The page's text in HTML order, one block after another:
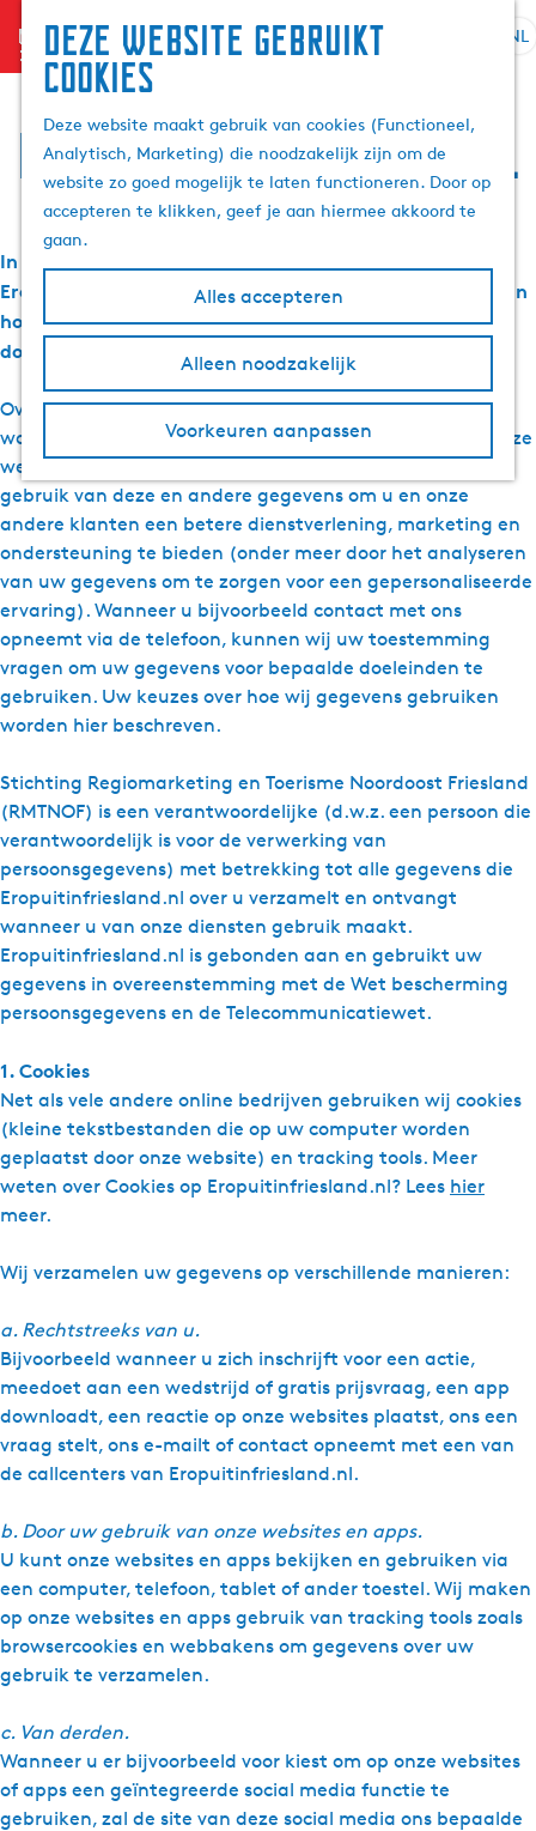
Deze website gebruikt
cookies
Deze website maakt gebruik van cookies (Functioneel,
Analytisch, Marketing) die noodzakelijk zijn om de
website zo goed mogelijk te laten functioneren. Door op
accepteren te klikken, geef je aan hiermee akkoord te
gaan.
Alles accepteren
Alleen noodzakelijk
Voorkeuren aanpassen
menu
G
n
a
a
r
o
e
a
g
e
e
S
u
i
i
g
e
e
d
NL
Privacybeleid van
eropuitinfriesland.nl
In deze policy wordt uitgelegd welke persoonsgegevens
Eropuitinfriesland.nl zowel online als oﬄine verzamelt en
hoe wij deze gegevens gebruiken. Lees dit zorgvuldig
door.
Over het algemeen verzamelen wij gegevens over u
wanneer u ons een e-mail zendt of belt en wanneer u onze
websites, apps en sociale media gebruikt. Wij maken
gebruik van deze en andere gegevens om u en onze
andere klanten een betere dienstverlening, marketing en
ondersteuning te bieden (onder meer door het analyseren
van uw gegevens om te zorgen voor een gepersonaliseerde
ervaring). Wanneer u bijvoorbeeld contact met ons
opneemt via de telefoon, kunnen wij uw toestemming
vragen om uw gegevens voor bepaalde doeleinden te
gebruiken. Uw keuzes over hoe wij gegevens gebruiken
worden hier beschreven.
Stichting Regiomarketing en Toerisme Noordoost Friesland
(RMTNOF) is een verantwoordelijke (d.w.z. een persoon die
verantwoordelijk is voor de verwerking van
persoonsgegevens) met betrekking tot alle gegevens die
Eropuitinfriesland.nl over u verzamelt en ontvangt
wanneer u van onze diensten gebruik maakt.
Eropuitinfriesland.nl is gebonden aan en gebruikt uw
gegevens in overeenstemming met de Wet bescherming
persoonsgegevens en de Telecommunicatiewet.
1. Cookies
Net als vele andere online bedrijven gebruiken wij cookies
(kleine tekstbestanden die op uw computer worden
geplaatst door onze website) en tracking tools. Meer
weten over Cookies op Eropuitinfriesland.nl? Lees hier
meer.
Wij verzamelen uw gegevens op verschillende manieren:
a. Rechtstreeks van u.
Bijvoorbeeld wanneer u zich inschrijft voor een actie,
meedoet aan een wedstrijd of gratis prijsvraag, een app
downloadt, een reactie op onze websites plaatst, ons een
vraag stelt, ons e-mailt of contact opneemt met een van
de callcenters van Eropuitinfriesland.nl.
b. Door uw gebruik van onze websites en apps.
U kunt onze websites en apps bekijken en gebruiken via
een computer, telefoon, tablet of ander toestel. Wij maken
op onze websites en apps gebruik van tracking tools zoals
browsercookies en webbakens om gegevens over uw
gebruik te verzamelen.
c. Van derden.
Wanneer u er bijvoorbeeld voor kiest om op onze websites
of apps een geïntegreerde social media functie te
gebruiken, zal de site van deze social media ons bepaalde